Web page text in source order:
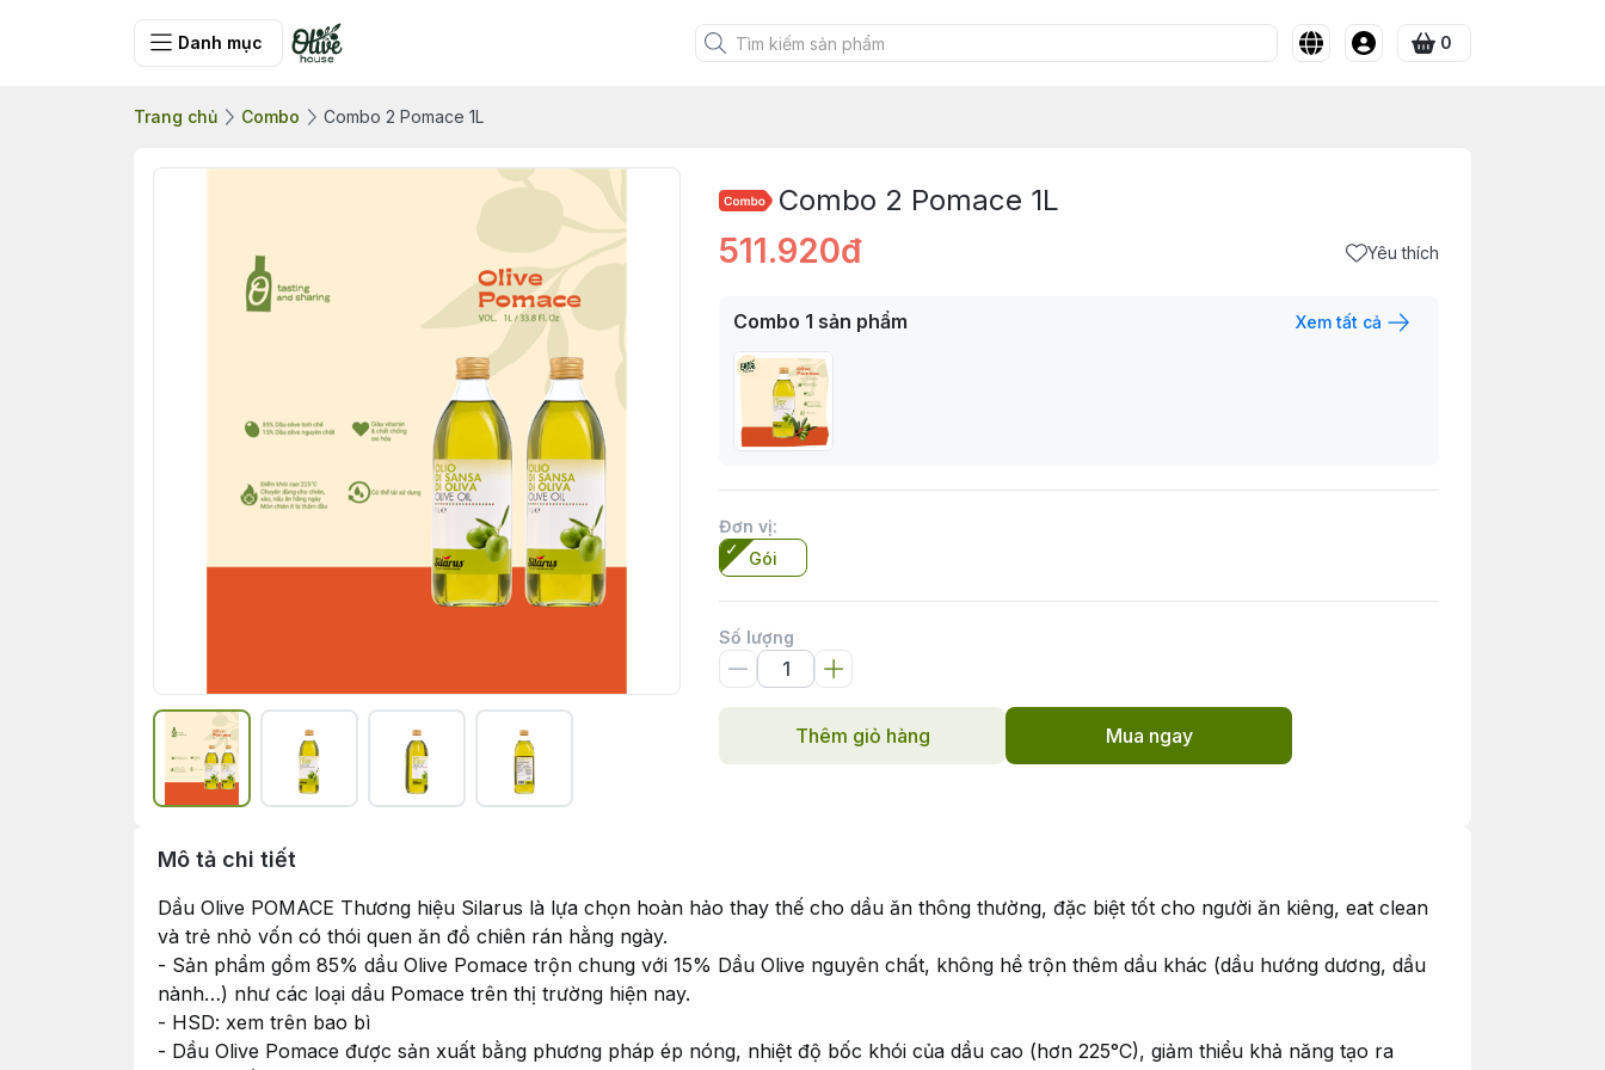
Danh mục 0
Trang chủ Combo Combo 2 Pomace 1L
Combo 2 Pomace 1L
511.920đ Yêu thích
Combo 1 sản phẩm Xem tất cả
Đơn vị:
Gói
Số lượng
Thêm giỏ hàng Mua ngay
Mô tả chi tiết
Dầu Olive POMACE Thương hiệu Silarus là lựa chọn hoàn hảo thay thế cho dầu ăn thông thường, đặc biệt tốt cho người ăn kiêng, eat clean
và trẻ nhỏ vốn có thói quen ăn đồ chiên rán hằng ngày.
- Sản phẩm gồm 85% dầu Olive Pomace trộn chung với 15% Dầu Olive nguyên chất, không hề trộn thêm dầu khác (dầu hướng dương, dầu
nành…) như các loại dầu Pomace trên thị trường hiện nay.
- HSD: xem trên bao bì
- Dầu Olive Pomace được sản xuất bằng phương pháp ép nóng, nhiệt độ bốc khói của dầu cao (hơn 225°C), giảm thiểu khả năng tạo ra